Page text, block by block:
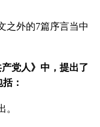
之外的7篇序言当中
党人》中，提出了
：
。